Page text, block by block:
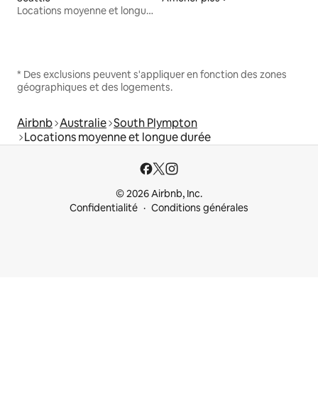
Locations moyenne et longue durée
* Des exclusions peuvent s'appliquer en fonction des zones
géographiques et des logements.
Airbnb Australie South Plympton
Locations moyenne et longue durée
© 2026 Airbnb, Inc.
Confidentialité
Conditions générales